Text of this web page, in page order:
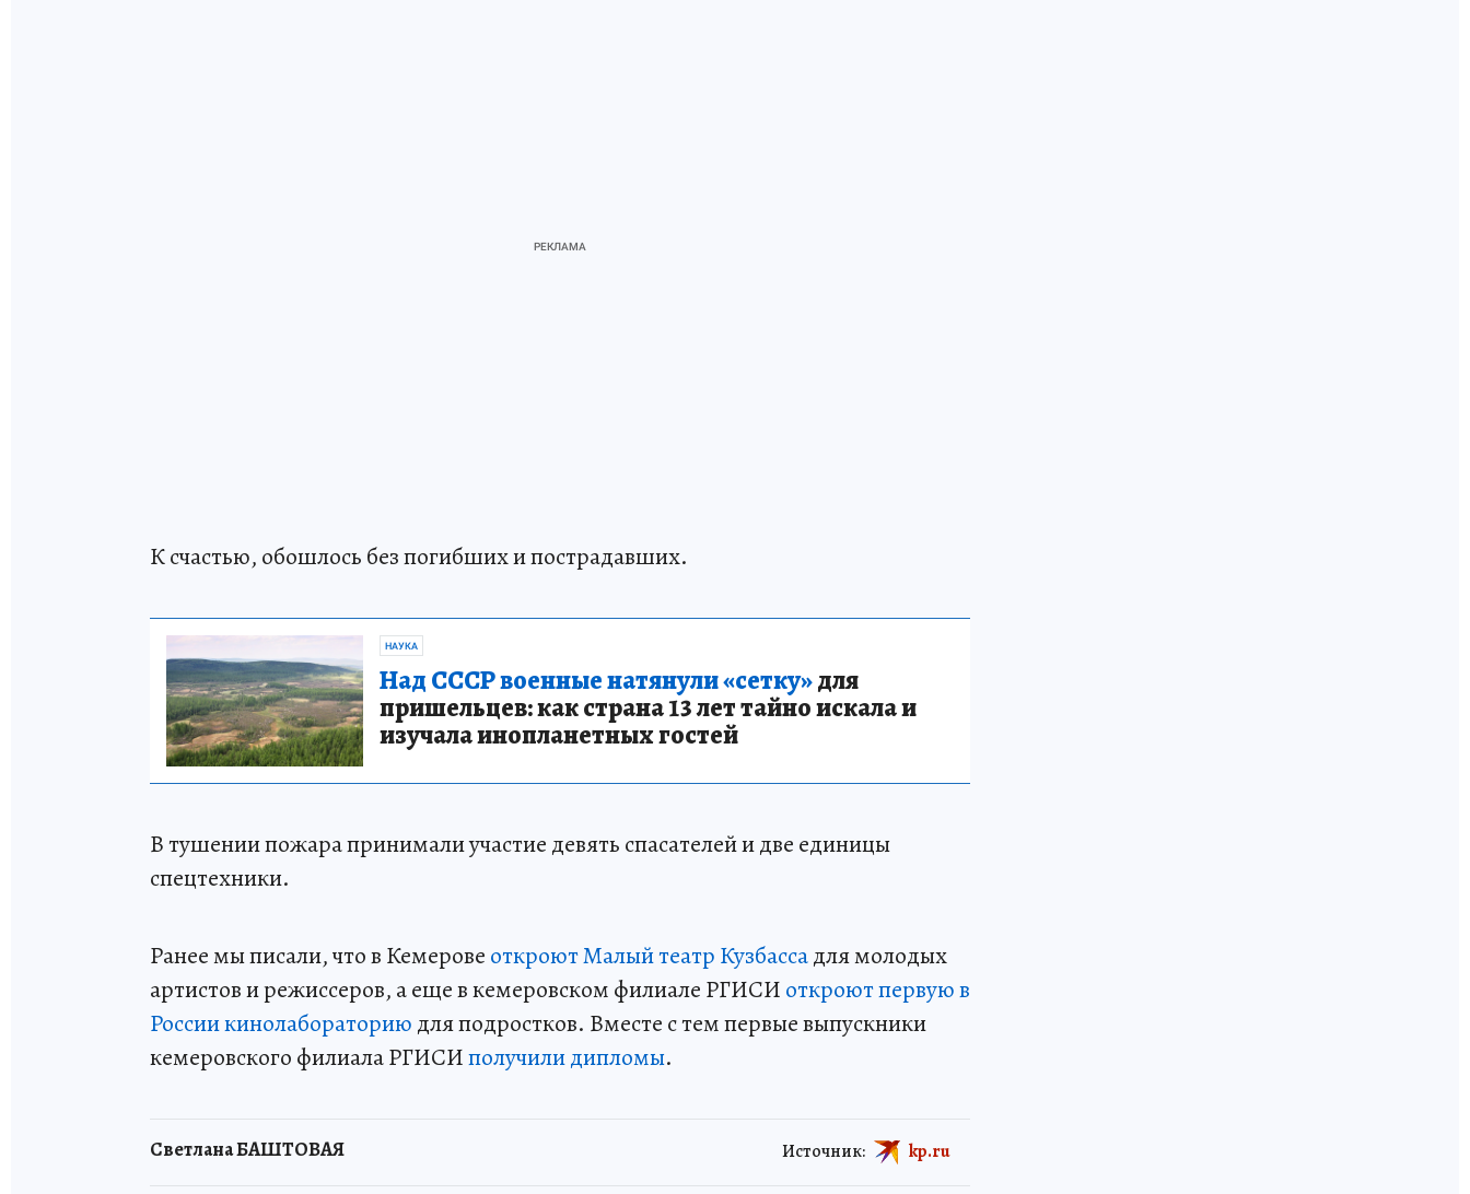
К счастью, обошлось без погибших и пострадавших.
НАУКА
Над СССР военные натянули «сетку»для
пришельцев: как страна 13 лет тайно искала и
изучала инопланетных гостей
В тушении пожара принимали участие девять спасателей и две единицы
спецтехники.
Ранее мы писали, что в Кемерове откроют Малый театр Кузбассадля молодых
артистов и режиссеров, а еще в кемеровском филиале РГИСИ откроют первую в
России кинолабораторию для подростков. Вместе с тем первые выпускники
кемеровского филиала РГИСИполучили дипломы.
Светлана БАШТОВАЯ Источник: kp.ru